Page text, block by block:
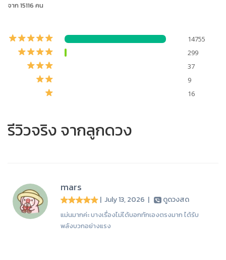
จาก 15116 คน
14755
299
37
9
16
รีวิวจริง จากลูกดวง
mars
| July 13, 2026 | ดูดวงสด
แม่นมากค่ะ บางเรื่องไม่ได้บอกทักเองตรงมาก ได้รับ
พลังบวกอย่างแรง